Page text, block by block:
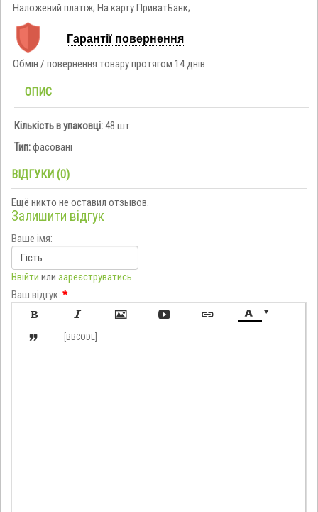
Наложений платіж; На карту ПриватБанк;
Гарантії повернення
Обмін / повернення товару протягом 14 днів
ОПИС
Кількість в упаковці:48 шт
Тип:фасовані
ВІДГУКИ (0)
Ещё никто не оставил отзывов.
Залишити відгук
Ваше імя:
Ввійти или зареєструватись
Ваш відгук: *

     
 [BBCODE]